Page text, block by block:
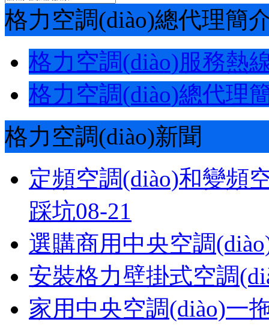
格力空調(diào)總代理簡
格力空調(diào)服務熱
格力空調(diào)總代理
格力空調(diào)新聞
定頻空調(diào)和變頻
踩坑08-21
選購商用中央空調
安裝格力壁掛式空調
家用中央空調(diào)一